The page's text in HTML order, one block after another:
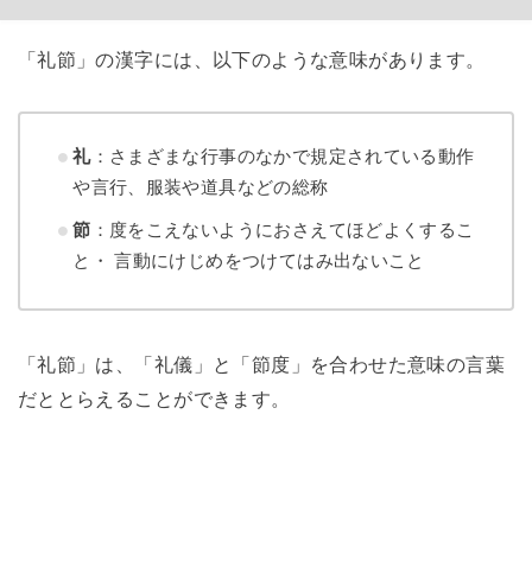
「礼節」の漢字には、以下のような意味があります。
礼：さまざまな行事のなかで規定されている動作
や言行、服装や道具などの総称
節 ：度をこえないようにおさえてほどよくするこ
と・ 言動にけじめをつけてはみ出ないこと
「礼節」は、「礼儀」と「節度」を合わせた意味の言葉
だととらえることができます。